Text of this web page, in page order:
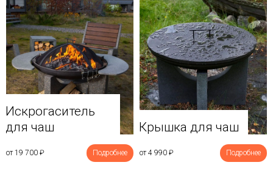
Искрогаситель
для чаш
от 19 700 ₽ Подробнее
Крышка для чаш
от 4 990 ₽ Подробнее